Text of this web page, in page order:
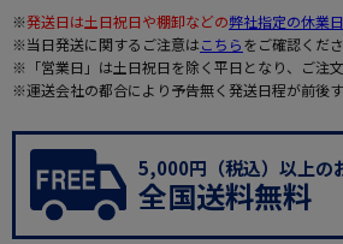
※発送日は土日祝日や棚卸などの弊社指定の休業日
※当日発送に関するご注意はこちらをご確認くださ
※「営業日」は土日祝日を除く平日となり、ご注文
※運送会社の都合により予告無く発送日程が前後す
5,000円（税込）以上の
全国送料無料